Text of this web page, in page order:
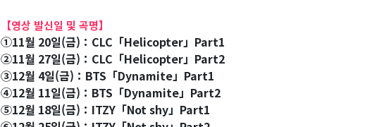
【영상 발신일 및 곡명】
①11월 20일(금)：CLC「Helicopter」Part1
②11월 27일(금)：CLC「Helicopter」Part2
③12월 4일(금)：BTS「Dynamite」Part1
④12월 11일(금)：BTS「Dynamite」Part2
⑤12월 18일(금)：ITZY「Not shy」Part1